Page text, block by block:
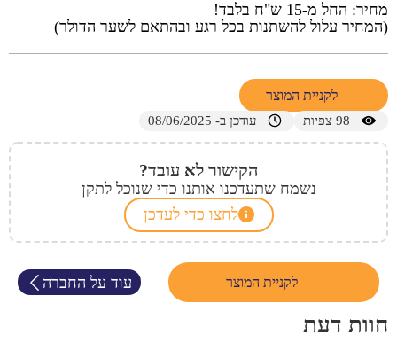
מחיר: החל מ-15 ש"ח בלבד!
(המחיר עלול להשתנות בכל רגע ובהתאם לשער הדולר)
לקניית המוצר
98 צפיות עודכן ב- 08/06/2025
הקישור לא עובד?
נשמח שתעדכנו אותנו כדי שנוכל לתקן
לחצו כדי לעדכן
לקניית המוצר עוד על החברה
חוות דעת